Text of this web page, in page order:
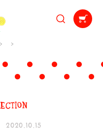
2020.10.15